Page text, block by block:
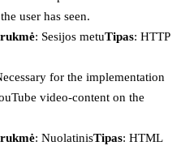
user has seen.
: Sesijos metuTipas: HTTP
for the implementation
video-content on the
: NuolatinisTipas: HTML